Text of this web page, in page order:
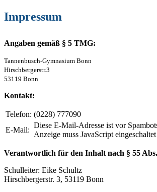
Impressum
Angaben gemäß § 5 TMG:
Tannenbusch-Gymnasium Bonn
Hirschbergerstr.3
53119 Bonn
Kontakt:
Telefon: (0228) 777090
E-Mail:
Diese E-Mail-Adresse ist vor
Anzeige muss JavaScript
Verantwortlich für den Inhalt nach § 55
Schulleiter: Eike Schultz
Hirschbergerstr. 3, 53119 Bonn